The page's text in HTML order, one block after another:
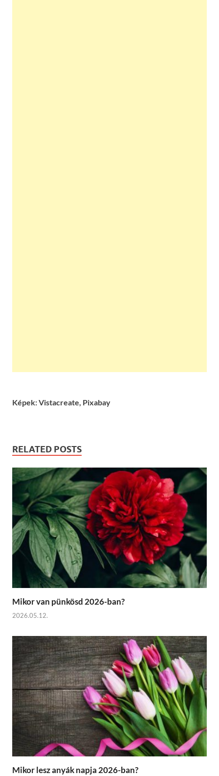
Képek: Vistacreate, Pixabay
RELATED POSTS
Mikor van pünkösd 2026-ban?
2026.05.12.
Mikor lesz anyák napja 2026-ban?